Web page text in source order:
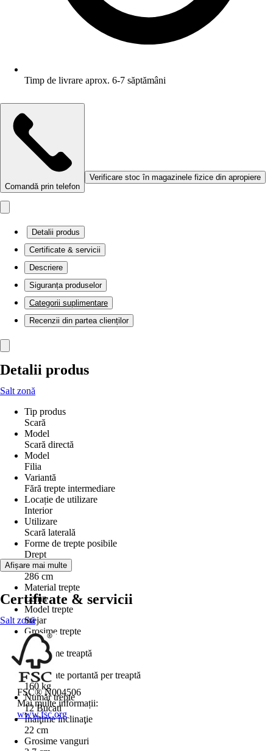
Timp de livrare aprox. 6-7 săptămâni
Comandă prin telefon
Verificare stoc în magazinele fizice din apropiere
Detalii produs
Certificate & servicii
Descriere
Siguranța produselor
Categorii suplimentare
Recenzii din partea clienților
Detalii produs
Salt zonă
Tip produs
Scară
Model
Scară directă
Model
Filia
Variantă
Fără trepte intermediare
Locație de utilizare
Interior
Utilizare
Scară laterală
Forme de trepte posibile
Drept
Înălţime etaj
286 cm
Material trepte
Lemn
Model trepte
Stejar
Grosime trepte
3 cm
Adâncime treaptă
21 cm
Capacitate portantă per treaptă
160 kg
Număr trepte
12 Bucati
Înălţime înclinaţie
22 cm
Grosime vanguri
Afișare mai multe
Certificate & servicii
Salt zonă
FSC® N004506
Mai multe informații:
www.fsc.org